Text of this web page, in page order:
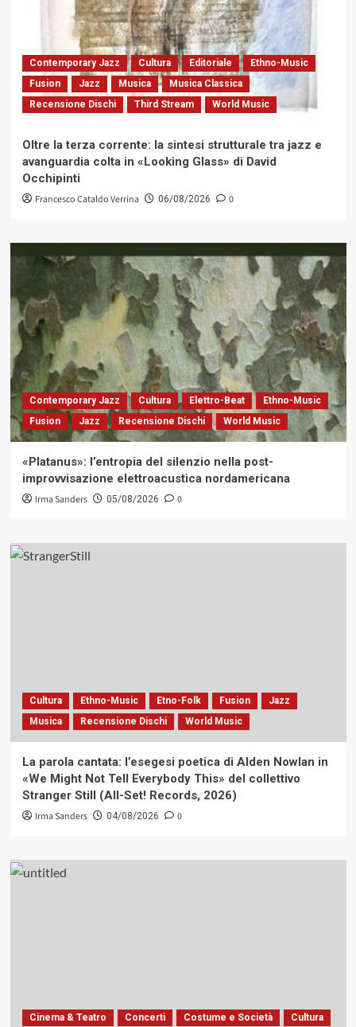
Contemporary Jazz Cultura Editoriale
Ethno-Music
Fusion
Jazz Musica
Musica Classica
Recensione Dischi
Third Stream World Music
Oltre la terza corrente: la sintesi strutturale tra jazz e
avanguardia colta in «Looking Glass» di David
Occhipinti
Francesco Cataldo Verrina 06/08/2026 0
Contemporary Jazz Cultura Elettro-Beat
Ethno-Music
Fusion
Jazz Recensione Dischi World Music
«Platanus»: l’entropia del silenzio nella post-
improvvisazione elettroacustica nordamericana
Irma Sanders 05/08/2026 0
Cultura Ethno-Music Etno-Folk Fusion
Jazz
Musica
Recensione Dischi World Music
La parola cantata: l’esegesi poetica di Alden Nowlan in
«We Might Not Tell Everybody This» del collettivo
Stranger Still (All-Set! Records, 2026)
Irma Sanders 04/08/2026 0
Cinema & Teatro Concerti Costume e Società
Cultura